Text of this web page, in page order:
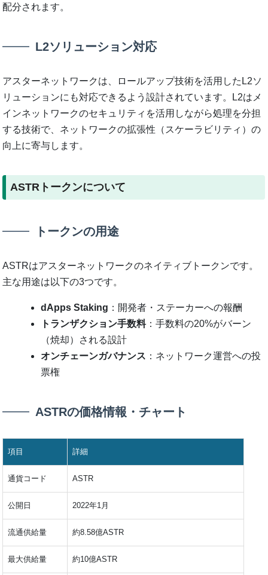
配分されます。
L2ソリューション対応
アスターネットワークは、ロールアップ技術を活用したL2ソ
リューションにも対応できるよう設計されています。L2はメ
インネットワークのセキュリティを活用しながら処理を分担
する技術で、ネットワークの拡張性（スケーラビリティ）の
向上に寄与します。
ASTRトークンについて
トークンの用途
ASTRはアスターネットワークのネイティブトークンです。
主な用途は以下の3つです。
dApps Staking ：開発者・ステーカーへの報酬
トランザクション手数料：手数料の20%がバーン
（焼却）される設計
オンチェーンガバナンス ：ネットワーク運営への投
票権
ASTRの価格情報・チャート
項目 詳細
通貨コード ASTR
公開日 2022年1月
流通供給量 約8.58億ASTR
最大供給量 約10億ASTR